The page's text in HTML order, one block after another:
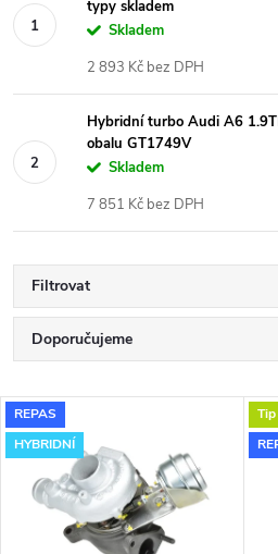
typy skladem
Skladem
2 893 Kč bez DPH
Hybridní turbo Audi A6
obalu GT1749V
Skladem
7 851 Kč bez DPH
Filtrovat
Ř
a
z
e
Doporučujeme
Nejdražší
Nejprodávanější
Abecedně
V
ý
REPAS
HYBRIDNÍ
Tip